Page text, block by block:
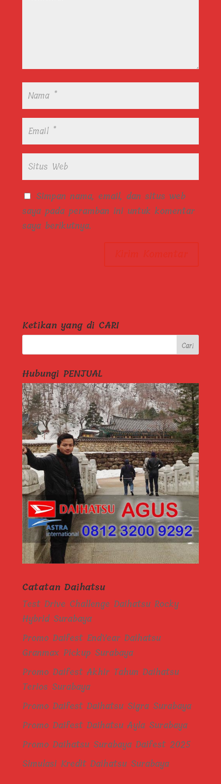
Simpan nama, email, dan situs web
saya pada peramban ini untuk komentar
saya berikutnya.
Ketikan yang di CARI
Hubungi PENJUAL
Catatan Daihatsu
Test Drive Challenge Daihatsu Rocky
Hybrid Surabaya
Promo Daifest EndYear Daihatsu
Granmax Pickup Surabaya
Promo Daifest Akhir Tahun Daihatsu
Terios Surabaya
Promo Daifest Daihatsu Sigra Surabaya
Promo Daifest Daihatsu Ayla Surabaya
Promo Daihatsu Surabaya Daifest 2025
Simulasi Kredit Daihatsu Surabaya